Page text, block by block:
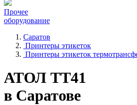
Прочее
оборудование
Саратов
Принтеры этикеток
Принтеры этикеток
АТОЛ ТТ41
в Саратове